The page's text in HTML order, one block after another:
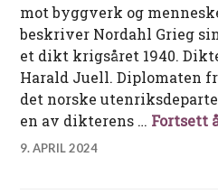
mot byggverk og
beskriver Nordahl Grieg
et dikt krigsåret 1940.
Harald Juell. Diplomaten
det norske
en av dikterens … Fortsett
9. APRIL 2024